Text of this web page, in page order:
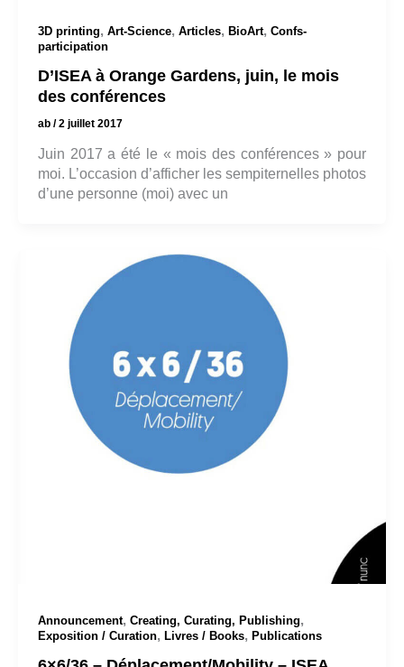
3D printing, Art-Science, Articles, BioArt, Confs-
participation
D’ISEA à Orange Gardens, juin, le mois
des conférences
ab /2 juillet 2017
Juin 2017 a été le « mois des conférences » pour
moi. L’occasion d’afficher les sempiternelles photos
d’une personne (moi) avec un
Announcement, Creating, Curating, Publishing,
Exposition / Curation, Livres / Books, Publications